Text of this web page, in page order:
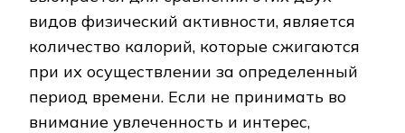
видов физический активности, является
количество калорий, которые сжигаются
при их осуществлении за определенный
период времени. Если не принимать во
внимание увлеченность и интерес,